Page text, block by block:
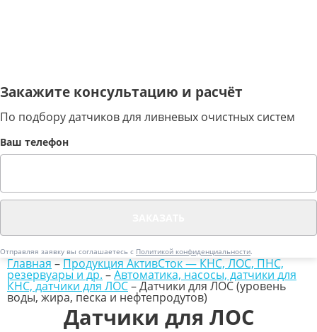
Закажите консультацию и расчёт
По подбору датчиков для ливневых очистных систем
Ваш телефон
Отправляя заявку вы соглашаетесь с Политикой конфиденциальности.
Главная – Продукция АктивСток — КНС, ЛОС, ПНС,
резервуары и др. –Автоматика, насосы, датчики для
КНС, датчики для ЛОС–Датчики для ЛОС (уровень
воды, жира, песка и нефтепродутов)
Датчики для ЛОС